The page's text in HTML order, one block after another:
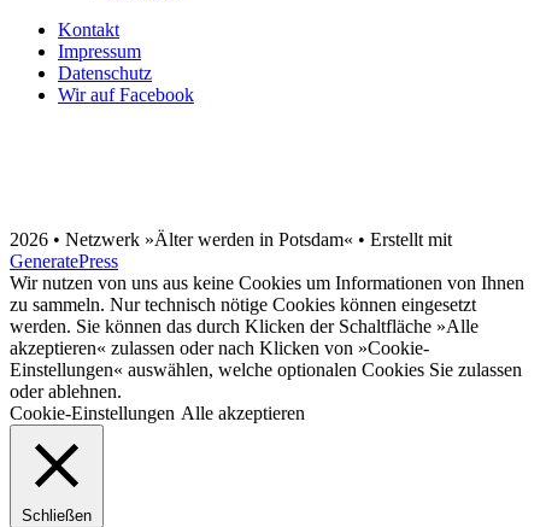
Kontakt
Impressum
Datenschutz
Wir auf Facebook
2026 • Netz­werk »Älter wer­den in Pots­dam« • Erstellt mit
GeneratePress
Wir nutzen von uns aus keine Cookies um Informationen von Ihnen
zu sammeln. Nur technisch nötige Cookies können eingesetzt
werden. Sie können das durch Klicken der Schaltfläche »Alle
akzeptieren« zulassen oder nach Klicken von »Cookie-
Einstellungen« auswählen, welche optionalen Cookies Sie zulassen
oder ablehnen.
Cookie-Einstellungen Alle akzeptieren
Schließen